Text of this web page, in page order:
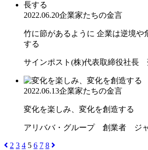
2022.06.20企業家たちの金言
竹に節があるように 企業は逆境や
する
サインポスト(株)代表取締役社長
2022.06.13企業家たちの金言
変化を楽しみ、変化を創造する
アリババ・グループ 創業者 ジ
2 3 4 5 6 7 8